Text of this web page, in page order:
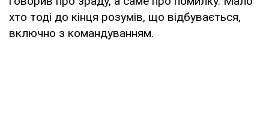
хто тоді до кінця розумів, що відбувається,
включно з командуванням.